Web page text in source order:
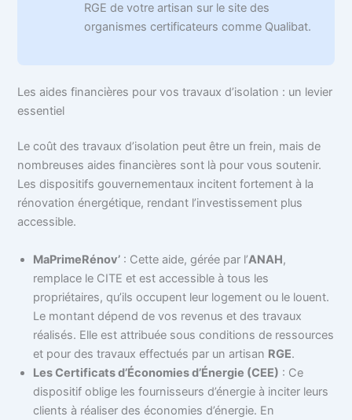
RGE de votre artisan sur le site des
organismes certificateurs comme Qualibat.
Les aides financières pour vos travaux d’isolation : un levier
essentiel
Le coût des travaux d’isolation peut être un frein, mais de
nombreuses aides financières sont là pour vous soutenir.
Les dispositifs gouvernementaux incitent fortement à la
rénovation énergétique, rendant l’investissement plus
accessible.
MaPrimeRénov’ : Cette aide, gérée par l’ANAH,
remplace le CITE et est accessible à tous les
propriétaires, qu’ils occupent leur logement ou le louent.
Le montant dépend de vos revenus et des travaux
réalisés. Elle est attribuée sous conditions de ressources
et pour des travaux effectués par un artisan RGE.
Les Certificats d’Économies d’Énergie (CEE) : Ce
dispositif oblige les fournisseurs d’énergie à inciter leurs
clients à réaliser des économies d’énergie. En